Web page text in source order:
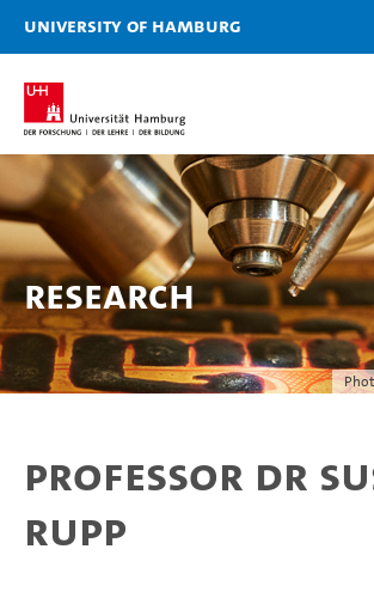
University of Hamburg
Research
Professor Dr
Rupp